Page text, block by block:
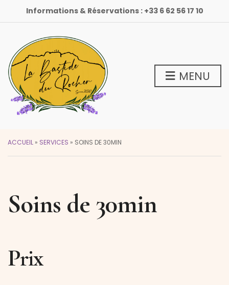
Informations & Réservations : +33 6 62 56 17 10
MENU
ACCUEIL » SERVICES » SOINS DE 30MIN
Soins de 30min
Prix